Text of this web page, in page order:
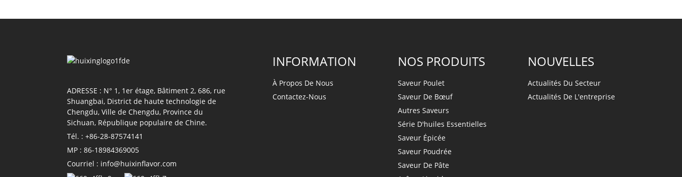
Arôme tomate H4011
ADRESSE : N° 1, 1er étage, Bâtiment 2, 686, rue
Shuangbai, District de haute technologie de
Chengdu, Ville de Chengdu, Province du
Sichuan, République populaire de Chine.
Tél. : +86-28-87574141
MP : 86-18984369005
Courriel : info@huixinflavor.com
INFORMATION
À Propos De Nous
Contactez-Nous
NOS PRODUITS
Saveur Poulet
Saveur De Bœuf
Autres Saveurs
Série D'huiles Essentielles
Saveur Épicée
Saveur Poudrée
Saveur De Pâte
NOUVELLES
Actualités Du Secteur
Actualités De L'entreprise